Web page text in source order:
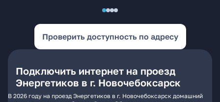
Проверить доступность по адресу
Подключить интернет на проезд
Энергетиков в г. Новочебоксарск
В 2026 году на проезд Энергетиков в г. Новочебоксарск домашний